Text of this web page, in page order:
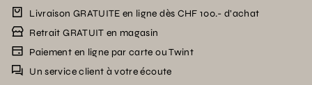
Livraison GRATUITE en ligne dès CHF 100.- d’achat
Retrait GRATUIT en magasin
Paiement en ligne par carte ou Twint
Un service client à votre écoute